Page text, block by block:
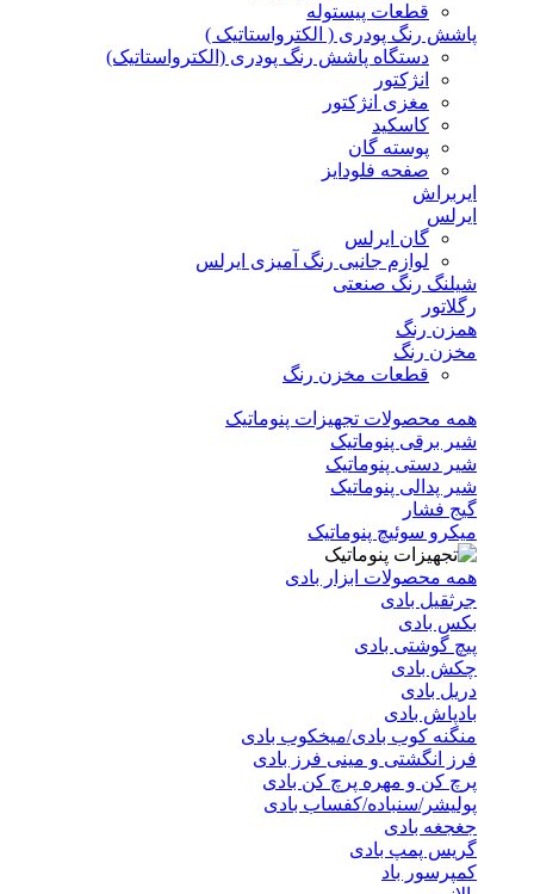
قطعات پیستوله
پاشش رنگ پودری ( الکترواستاتیک )
دستگاه پاشش رنگ پودری (الکترواستاتیک)
انژکتور
مغزی انژکتور
کاسکید
پوسته گان
صفحه فلودایز
ایربراش
ایرلس
گان ایرلس
لوازم جانبی رنگ آمیزی ایرلس
شیلنگ رنگ صنعتی
رگلاتور
همزن رنگ
مخزن رنگ
قطعات مخزن رنگ
همه محصولات تجهیزات پنوماتیک
شیر برقی پنوماتیک
شیر دستی پنوماتیک
شیر پدالی پنوماتیک
گیج فشار
میکرو سوئیچ پنوماتیک
همه محصولات ابزار بادی
جرثقیل بادی
بکس بادی
پیچ گوشتی بادی
چکش بادی
دریل بادی
بادپاش بادی
منگنه کوب بادی/میخکوب بادی
فرز انگشتی و مینی فرز بادی
پرچ کن و مهره پرچ کن بادی
پولیشر/سنباده/کفساب بادی
جغجغه بادی
گریس پمپ بادی
کمپرسور باد